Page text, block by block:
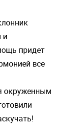
и
придет
все
окруженным